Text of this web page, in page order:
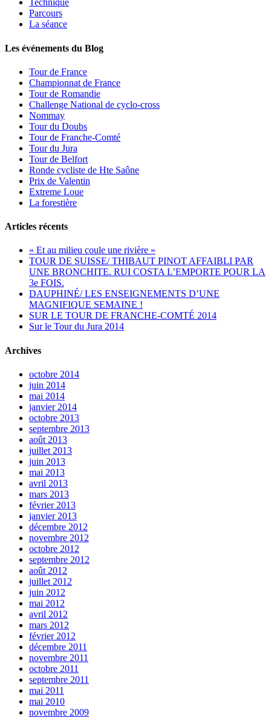
Technique
Parcours
La séance
Les événements du Blog
Tour de France
Championnat de France
Tour de Romandie
Challenge National de cyclo-cross
Nommay
Tour du Doubs
Tour de Franche-Comté
Tour du Jura
Tour de Belfort
Ronde cycliste de Hte Saône
Prix de Valentin
Extreme Loue
La forestière
Articles récents
« Et au milieu coule une rivière »
TOUR DE SUISSE/ THIBAUT PINOT AFFAIBLI PAR
UNE BRONCHITE. RUI COSTA L’EMPORTE POUR LA
3e FOIS.
DAUPHINÉ/ LES ENSEIGNEMENTS D’UNE
MAGNIFIQUE SEMAINE !
SUR LE TOUR DE FRANCHE-COMTÉ 2014
Sur le Tour du Jura 2014
Archives
octobre 2014
juin 2014
mai 2014
janvier 2014
octobre 2013
septembre 2013
août 2013
juillet 2013
juin 2013
mai 2013
avril 2013
mars 2013
février 2013
janvier 2013
décembre 2012
novembre 2012
octobre 2012
septembre 2012
août 2012
juillet 2012
juin 2012
mai 2012
avril 2012
mars 2012
février 2012
décembre 2011
novembre 2011
octobre 2011
septembre 2011
mai 2011
mai 2010
novembre 2009